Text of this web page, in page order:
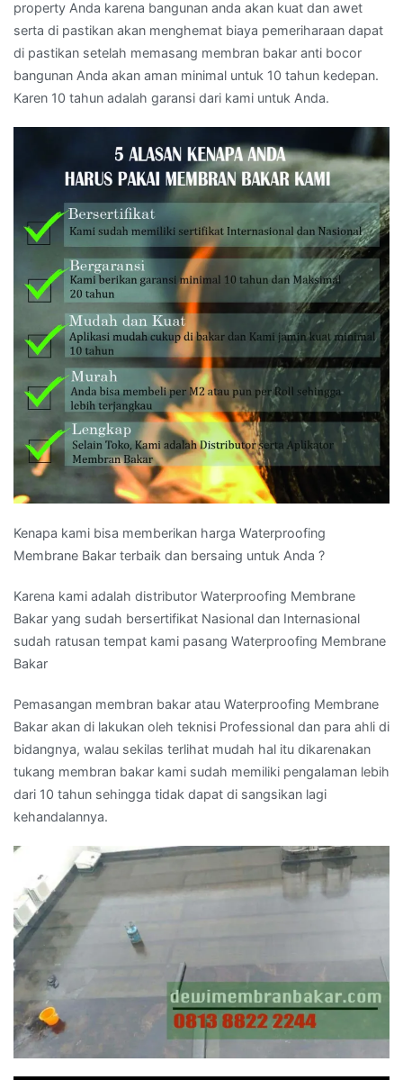
property Anda karena bangunan anda akan kuat dan awet
serta di pastikan akan menghemat biaya pemeriharaan dapat
di pastikan setelah memasang membran bakar anti bocor
bangunan Anda akan aman minimal untuk 10 tahun kedepan.
Karen 10 tahun adalah garansi dari kami untuk Anda.
Kenapa kami bisa memberikan harga Waterproofing
Membrane Bakar terbaik dan bersaing untuk Anda ?
Karena kami adalah distributor Waterproofing Membrane
Bakar yang sudah bersertifikat Nasional dan Internasional
sudah ratusan tempat kami pasang Waterproofing Membrane
Bakar
Pemasangan membran bakar atau Waterproofing Membrane
Bakar akan di lakukan oleh teknisi Professional dan para ahli di
bidangnya, walau sekilas terlihat mudah hal itu dikarenakan
tukang membran bakar kami sudah memiliki pengalaman lebih
dari 10 tahun sehingga tidak dapat di sangsikan lagi
kehandalannya.